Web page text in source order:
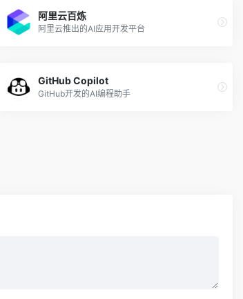
阿里云百炼
阿里云推出的AI应用开发平台
GitHub Copilot
GitHub开发的AI编程助手